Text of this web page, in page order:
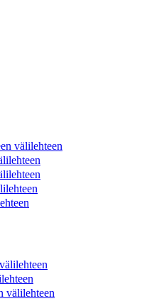
välilehteen
välilehteen